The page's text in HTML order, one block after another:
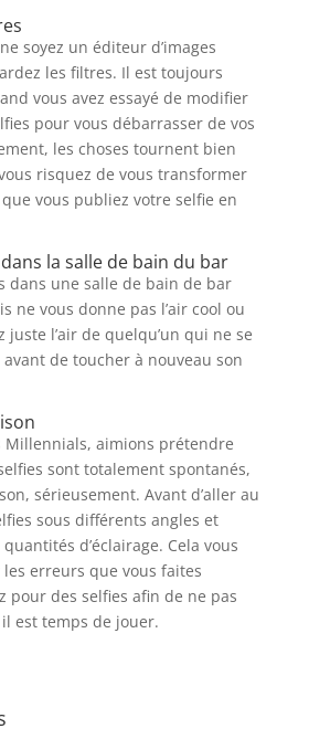
soyez un éditeur d’images
les filtres. Il est toujours
vous avez essayé de modifier
pour vous débarrasser de vos
les choses tournent bien
risquez de vous transformer
vous publiez votre selfie en
la salle de bain du bar
dans une salle de bain de bar
ne vous donne pas l’air cool ou
juste l’air de quelqu’un qui ne se
de toucher à nouveau son
Millennials, aimions prétendre
sont totalement spontanés,
sérieusement. Avant d’aller au
sous différents angles et
d’éclairage. Cela vous
erreurs que vous faites
pour des selfies afin de ne pas
est temps de jouer.